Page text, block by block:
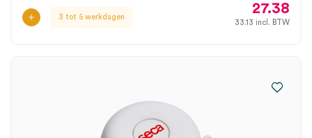
3 tot 5 werkdagen
27.38
33.13 incl. BTW